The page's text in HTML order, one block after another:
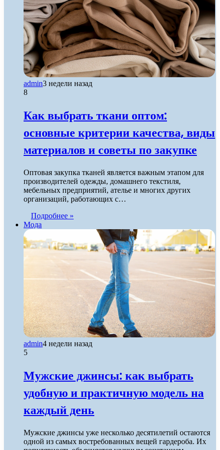
admin3 недели назад
8
Как выбрать ткани оптом:
основные критерии качества, виды
материалов и советы по закупке
Оптовая закупка тканей является важным этапом для
производителей одежды, домашнего текстиля,
мебельных предприятий, ателье и многих других
организаций, работающих с…
Подробнее »
Мода
admin4 недели назад
5
Мужские джинсы: как выбрать
удобную и практичную модель на
каждый день
Мужские джинсы уже несколько десятилетий остаются
одной из самых востребованных вещей гардероба. Их